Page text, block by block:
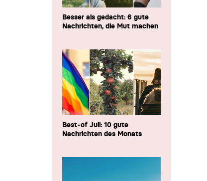
Besser als gedacht: 6 gute
Nachrichten, die Mut machen
Best-of Juli: 10 gute
Nachrichten des Monats